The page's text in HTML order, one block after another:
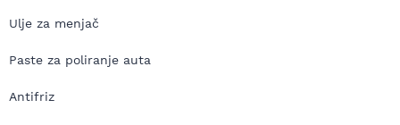
Ulje za menjač
Paste za poliranje auta
Antifriz